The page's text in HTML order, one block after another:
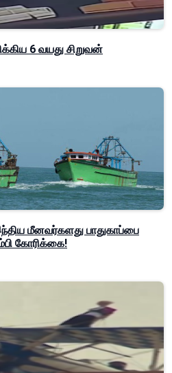
6 வயது சிறுவன்
மீனவர்களது பாதுகாப்பை
கோரிக்கை!